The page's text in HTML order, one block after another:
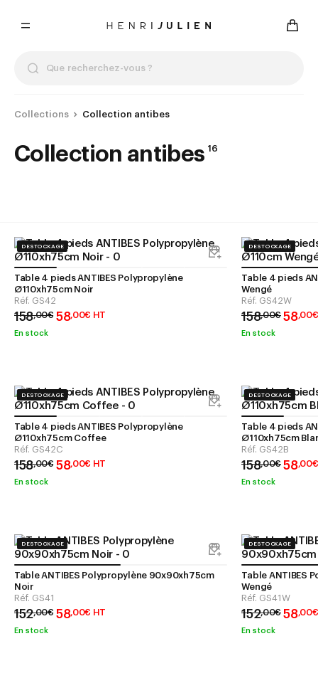
Collections Collection antibes
Collection antibes 16
DESTOCKAGE
Table 4 pieds ANTIBES Polypropylène
Ø110xh75cm Noir
Réf. GS42
158,00€ 58,00€ HT
En stock
DESTOCKAGE
Table 4 pieds
Wengé
Réf. GS42W
158,00€ 58,00€
En stock
DESTOCKAGE
Table 4 pieds ANTIBES Polypropylène
Ø110xh75cm Coffee
Réf. GS42C
158,00€ 58,00€ HT
En stock
DESTOCKAGE
Table 4 pieds
Ø110xh75cm
Réf. GS42B
158,00€ 58,00€
En stock
DESTOCKAGE
Table ANTIBES Polypropylène 90x90xh75cm
Noir
Réf. GS41
152,00€ 58,00€ HT
En stock
DESTOCKAGE
Table ANTIBES
Wengé
Réf. GS41W
152,00€ 58,00€
En stock